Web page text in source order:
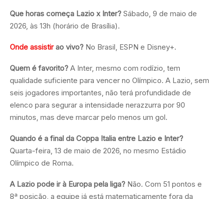
Que horas começa Lazio x Inter? Sábado, 9 de maio de
2026, às 13h (horário de Brasília).
Onde assistirao vivo? No Brasil, ESPN e Disney+.
Quem é favorito? A Inter, mesmo com rodízio, tem
qualidade suficiente para vencer no Olímpico. A Lazio, sem
seis jogadores importantes, não terá profundidade de
elenco para segurar a intensidade nerazzurra por 90
minutos, mas deve marcar pelo menos um gol.
Quando é a final da Coppa Italia entre Lazio e Inter?
Quarta-feira, 13 de maio de 2026, no mesmo Estádio
Olímpico de Roma.
A Lazio pode ir à Europa pela liga? Não. Com 51 pontos e
8ª posição, a equipe já está matematicamente fora da